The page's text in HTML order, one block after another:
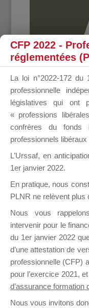
formation. Il
CFP 2022 -
réglementées
La loi n°2022-172 du
professionnelle
législatives qui ont
« professions
confrères du fonds
professionnels libéraux
L’Urssaf, en
1er janvier 2022.
En pratique, nous
PLNR ne relèvent plus
Nous vous
intervenir pour le
du 1er janvier 2022
d’une attestation de
professionnelle (CFP)
pour l’exercice 2021,
d’assurance formation
Nous vous invitons